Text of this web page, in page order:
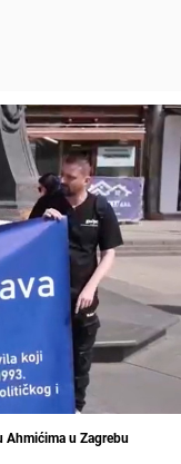
Ahmićima u Zagrebu